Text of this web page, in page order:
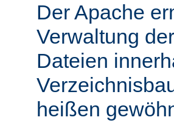
Der Apache
Verwaltung
Dateien
heißen